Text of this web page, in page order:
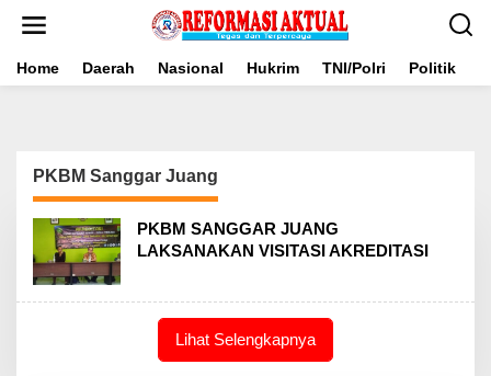
Home Daerah Nasional Hukrim TNI/Polri Politik
PKBM Sanggar Juang
PKBM SANGGAR JUANG
LAKSANAKAN VISITASI AKREDITASI
Lihat Selengkapnya